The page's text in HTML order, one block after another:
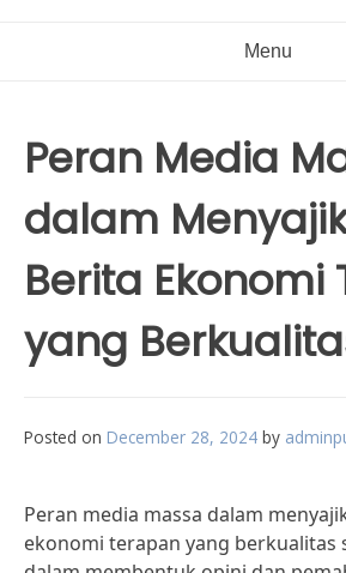
Menu
Peran Media
dalam
Berita Ekonomi
yang
Posted on December 28, 2024 by
Peran media massa dalam
ekonomi terapan yang berkualitas